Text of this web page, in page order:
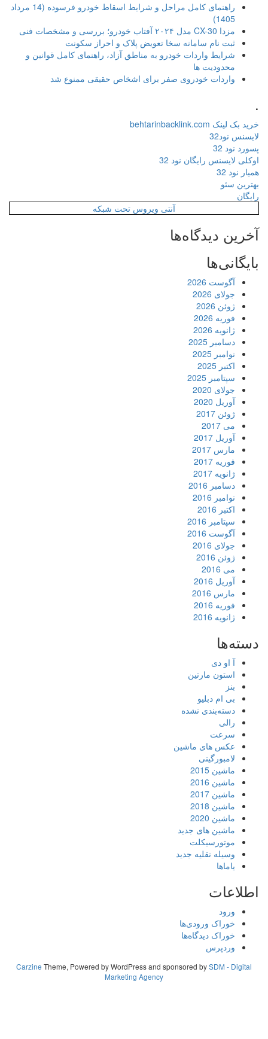
راهنمای کامل مراحل و شرایط اسقاط خودرو فرسوده (14 مرداد
1405)
مزدا CX-30 مدل ۲۰۲۴ آفتاب خودرو؛ بررسی و مشخصات فنی
ثبت نام سامانه سخا تعویض پلاک و احراز سکونت
شرایط واردات خودرو به مناطق آزاد، راهنمای کامل قوانین و
محدودیت ها
واردات خودروی صفر برای اشخاص حقیقی ممنوع شد
خرید بک لینک behtarinbacklink.com
لایسنس نود32
پسورد نود 32
اوکلی لایسنس رایگان نود 32
همیار نود 32
بهترین سئو
رایگان
آنتی ویروس تحت شبکه
آخرین دیدگاه‌ها
بایگانی‌ها
آگوست 2026
جولای 2026
ژوئن 2026
فوریه 2026
ژانویه 2026
دسامبر 2025
نوامبر 2025
اکتبر 2025
سپتامبر 2025
جولای 2020
آوریل 2020
ژوئن 2017
می 2017
آوریل 2017
مارس 2017
فوریه 2017
ژانویه 2017
دسامبر 2016
نوامبر 2016
اکتبر 2016
سپتامبر 2016
آگوست 2016
جولای 2016
ژوئن 2016
می 2016
آوریل 2016
مارس 2016
فوریه 2016
ژانویه 2016
دسته‌ها
آ او دی
استون مارتین
بنز
بی ام دبلیو
دسته‌بندی نشده
رالی
سرعت
عکس های ماشین
لامبورگینی
ماشین 2015
ماشین 2016
ماشین 2017
ماشین 2018
ماشین 2020
ماشین های جدید
موتورسیکلت
وسیله نقلیه جدید
یاماها
اطلاعات
ورود
خوراک ورودی‌ها
خوراک دیدگاه‌ها
وردپرس
CarzineTheme, Powered by WordPress and sponsored bySDM - Digital
Marketing Agency